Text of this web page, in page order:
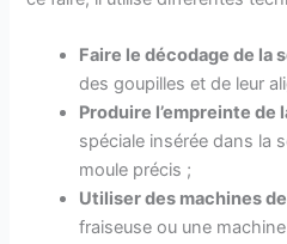
Faire le décodage de la
des goupilles et de leur
Produire l’empreinte de
spéciale insérée dans la
moule précis ;
Utiliser des machines
fraiseuse ou une